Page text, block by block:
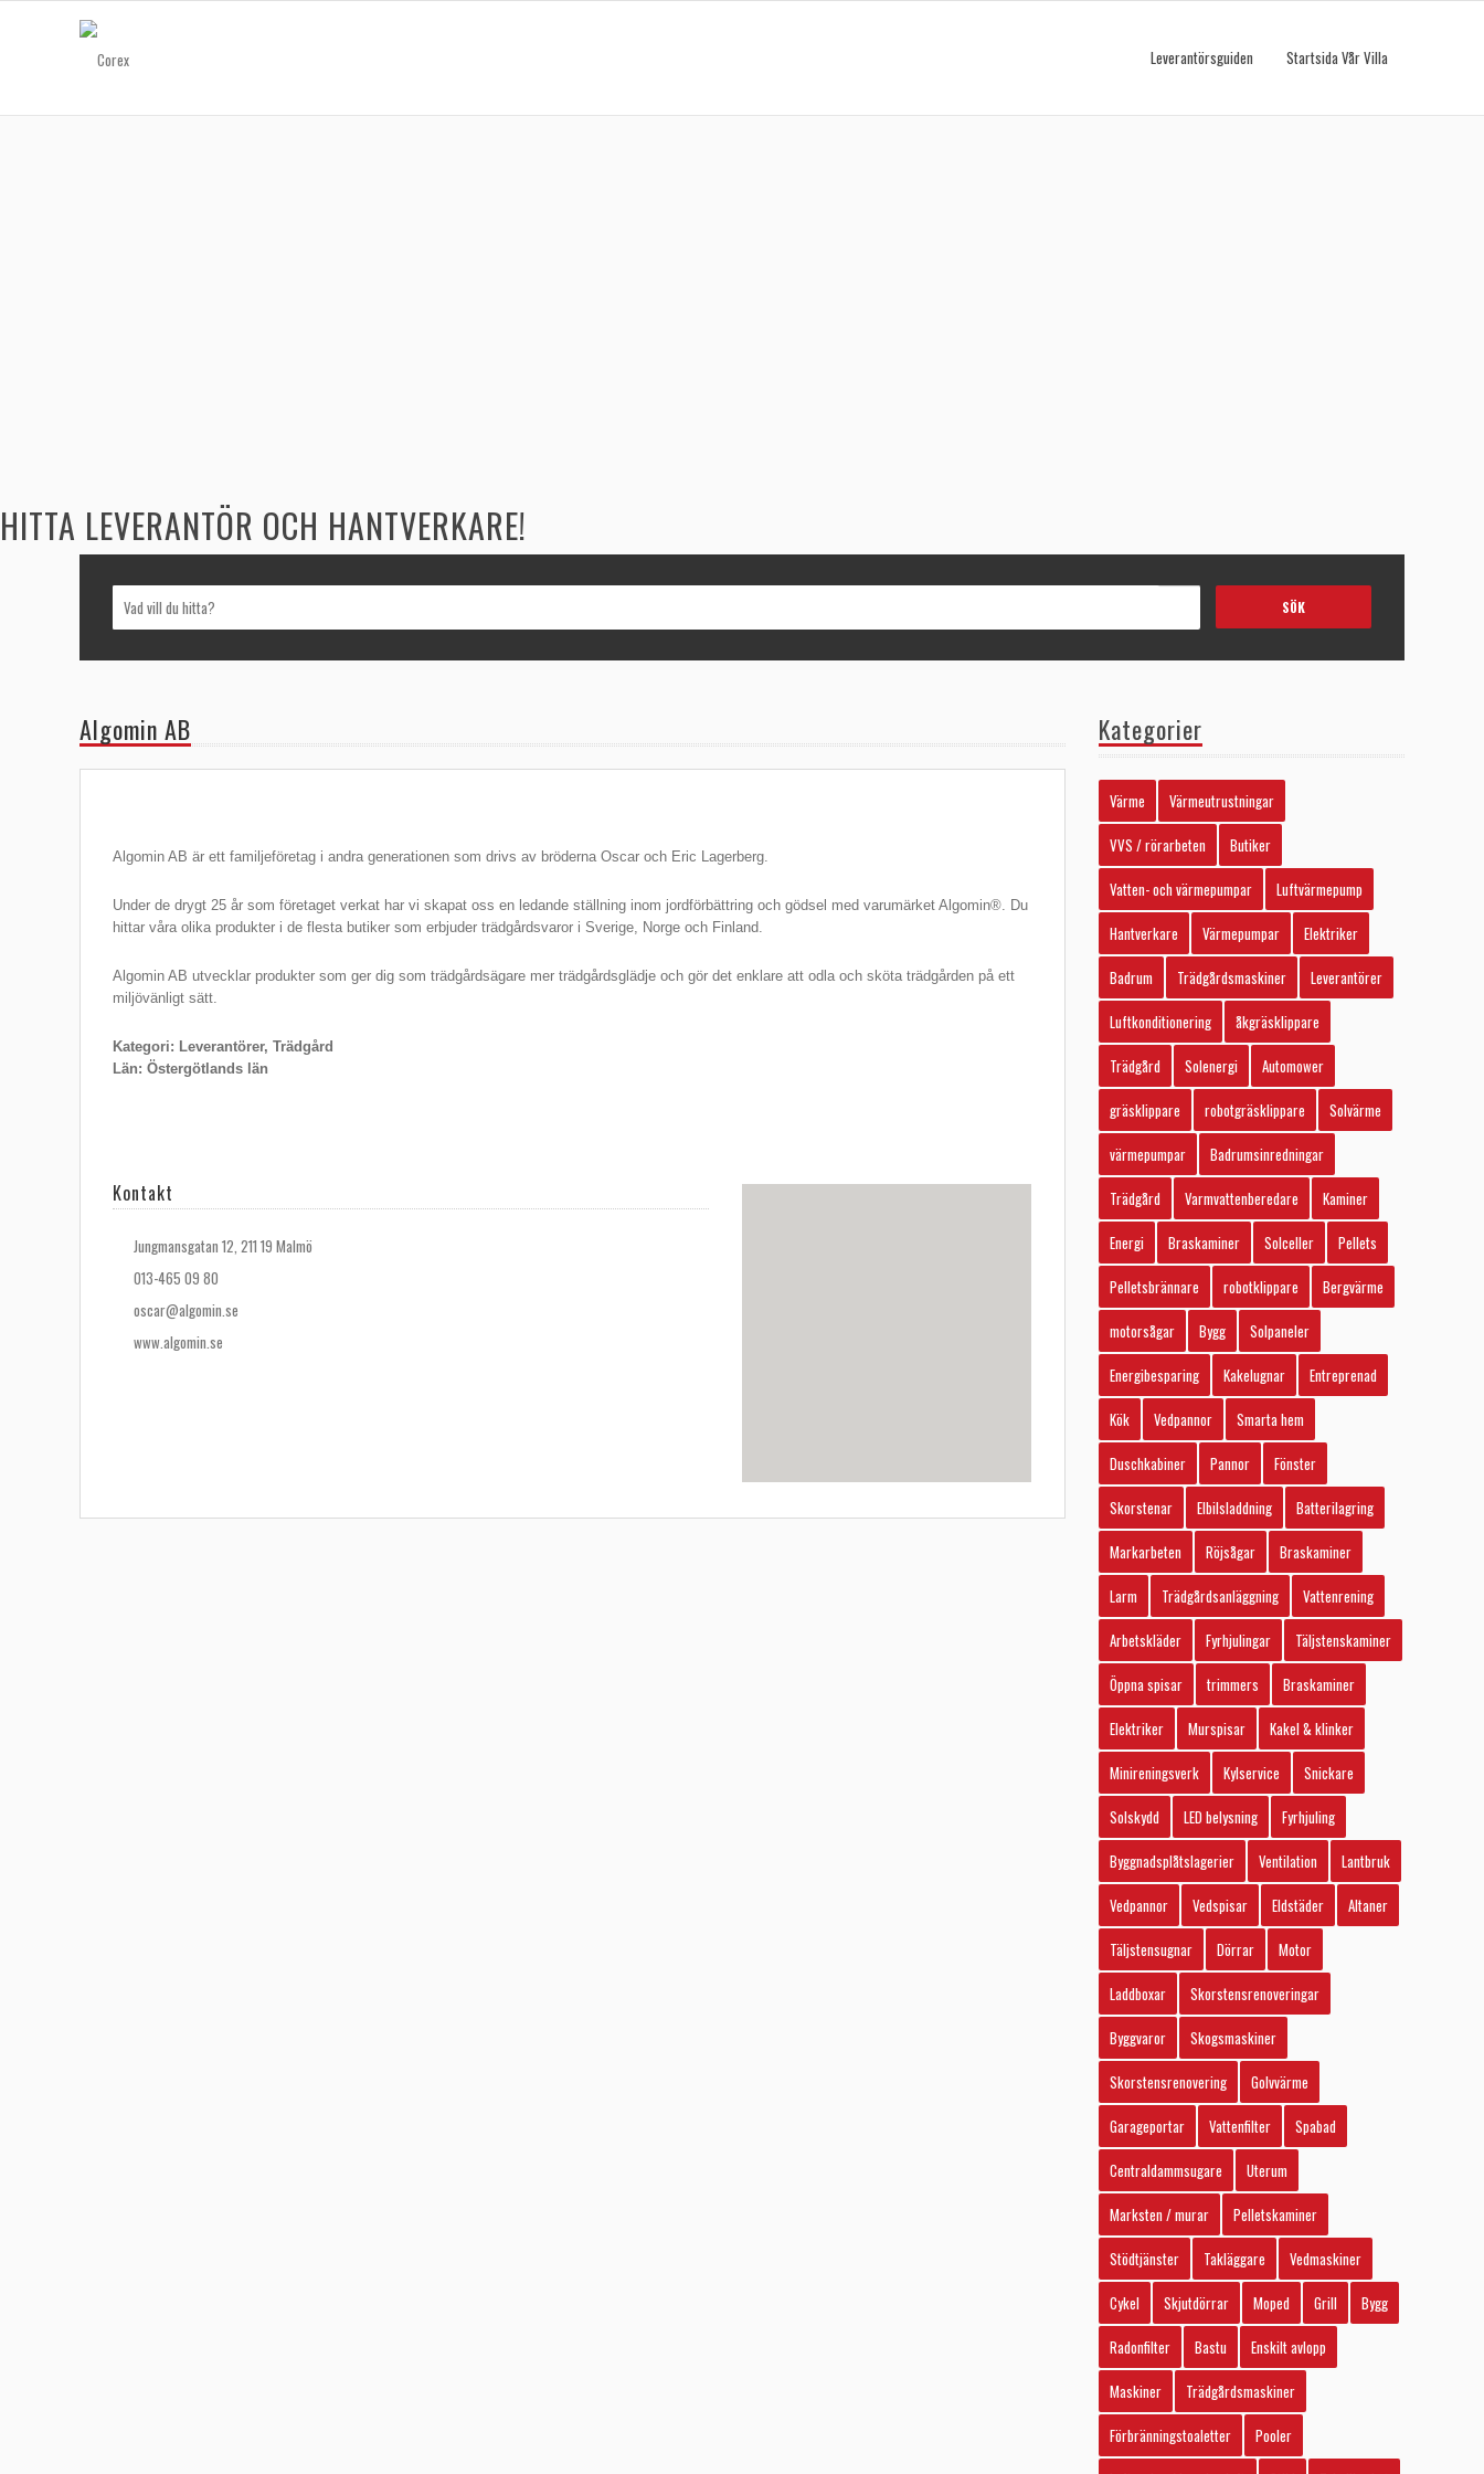
Leverantörsguiden Startsida Vår Villa
HITTA LEVERANTÖR OCH HANTVERKARE!
Algomin AB
Algomin AB är ett familjeföretag i andra generationen som drivs av bröderna Oscar och Eric Lagerberg.
Under de drygt 25 år som företaget verkat har vi skapat oss en ledande ställning inom jordförbättring och gödsel med varumärket Algomin®. Du
hittar våra olika produkter i de flesta butiker som erbjuder trädgårdsvaror i Sverige, Norge och Finland.
Algomin AB utvecklar produkter som ger dig som trädgårdsägare mer trädgårdsglädje och gör det enklare att odla och sköta trädgården på ett
miljövänligt sätt.
Kategori: Leverantörer, Trädgård
Län: Östergötlands län
Kontakt
Jungmansgatan 12, 211 19 Malmö
013-465 09 80
oscar@algomin.se
www.algomin.se
Kategorier
Värme
Värmeutrustningar
VVS / rörarbeten
Butiker
Vatten- och värmepumpar
Luftvärmepump
Hantverkare
Värmepumpar
Elektriker
Badrum
Trädgårdsmaskiner
Leverantörer
Luftkonditionering
åkgräsklippare
Trädgård
Solenergi
Automower
gräsklippare
robotgräsklippare
Solvärme
värmepumpar
Badrumsinredningar
Trädgård
Varmvattenberedare
Kaminer
Energi
Braskaminer Solceller
Pellets
Pelletsbrännare
robotklippare
Bergvärme
motorsågar
Bygg
Solpaneler
Energibesparing
Kakelugnar
Entreprenad
Kök
Vedpannor
Smarta hem
Duschkabiner
Pannor
Fönster
Skorstenar
Elbilsladdning
Batterilagring
Markarbeten
Röjsågar
Braskaminer
Larm
Trädgårdsanläggning
Vattenrening
Arbetskläder
Fyrhjulingar
Täljstenskaminer
Öppna spisar
trimmers
Braskaminer
Elektriker
Murspisar
Kakel & klinker
Minireningsverk
Kylservice
Snickare
Solskydd
LED belysning
Fyrhjuling
Byggnadsplåtslagerier
Ventilation
Lantbruk
Vedpannor
Vedspisar Eldstäder
Altaner
Täljstensugnar
Dörrar
Motor
Laddboxar
Skorstensrenoveringar
Byggvaror
Skogsmaskiner
Skorstensrenovering
Golvvärme
Garageportar
Vattenfilter
Spabad
Centraldammsugare
Uterum
Marksten / murar
Pelletskaminer
Stödtjänster
Takläggare
Vedmaskiner
Cykel
Skjutdörrar Moped Grill
Bygg
Radonfilter
Bastu
Enskilt avlopp
Maskiner
Trädgårdsmaskiner
Förbränningstoaletter
Pooler